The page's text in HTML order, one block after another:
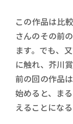
この作品は比
さんのその前
ます。でも、
に触れ、芥川
前の回の作品
始めると、ま
えることにな